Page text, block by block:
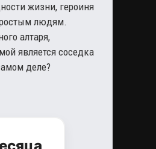
жизни, героиня
людям.
алтаря,
является соседка
деле?